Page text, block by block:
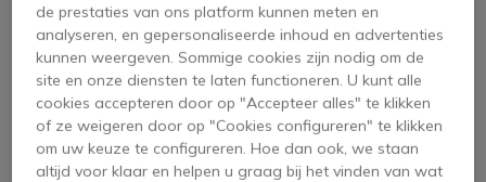
Crosscall Core Z5
128GB
648,95 €
579,95 € ex. BTW -11%
Oortelefoons kit PTT
73,65 €
62,95 € -15%
de prestaties van ons platform kunnen meten en
analyseren, en gepersonaliseerde inhoud en advertenties
kunnen weergeven. Sommige cookies zijn nodig om de
site en onze diensten te laten functioneren. U kunt alle
cookies accepteren door op "Accepteer alles" te klikken
of ze weigeren door op "Cookies configureren" te klikken
om uw keuze te configureren. Hoe dan ook, we staan
altijd voor klaar en helpen u graag bij het vinden van wat